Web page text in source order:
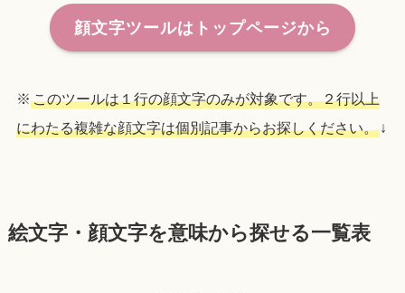
顔文字ツールはトップページから
※ このツールは１行の顔文字のみが対象です。２行以上
にわたる複雑な顔文字は個別記事からお探しください。↓
絵文字・顔文字を意味から探せる一覧表